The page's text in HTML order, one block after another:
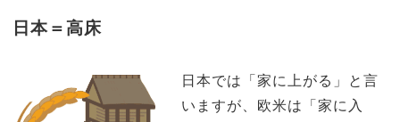
日本＝高床
日本では「家に上がる」と言
いますが、欧米は「家に入